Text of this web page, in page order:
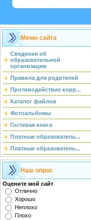
Меню сайта
Сведения об
образовательной
организации
Правила для родителей
Противодействие корр...
Каталог файлов
Фотоальбомы
Гостевая книга
Платные образователь...
Платные образователь...
Наш опрос
Оцените мой сайт
Отлично
Хорошо
Неплохо
Плохо